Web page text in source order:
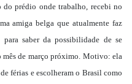
do prédio onde trabalho, recebi no
amiga belga que atualmente faz
saber da possibilidade de se
mês de março próximo. Motivo: ela
férias e escolheram o Brasil como